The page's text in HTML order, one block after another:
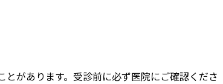
があります。受診前に必ず医院にご確認くださ